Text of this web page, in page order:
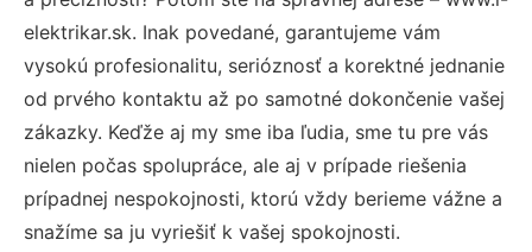
elektrikar.sk. Inak povedané, garantujeme vám
vysokú profesionalitu, serióznosť a korektné jednanie
od prvého kontaktu až po samotné dokončenie vašej
zákazky. Keďže aj my sme iba ľudia, sme tu pre vás
nielen počas spolupráce, ale aj v prípade riešenia
prípadnej nespokojnosti, ktorú vždy berieme vážne a
snažíme sa ju vyriešiť k vašej spokojnosti.